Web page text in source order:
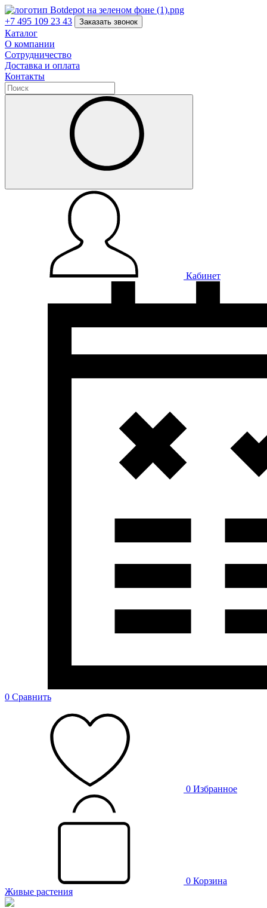
+7 495 109 23 43 Заказать звонок
Каталог
О компании
Сотрудничество
Доставка и оплата
Контакты
Кабинет
0 Сравнить
0 Избранное
0 Корзина
Живые растения